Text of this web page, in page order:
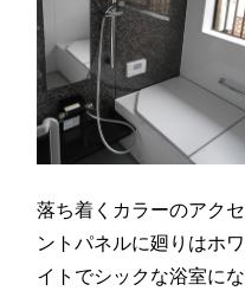
落ち着くカラーのアクセ
ントパネルに廻りはホワ
イトでシックな浴室にな